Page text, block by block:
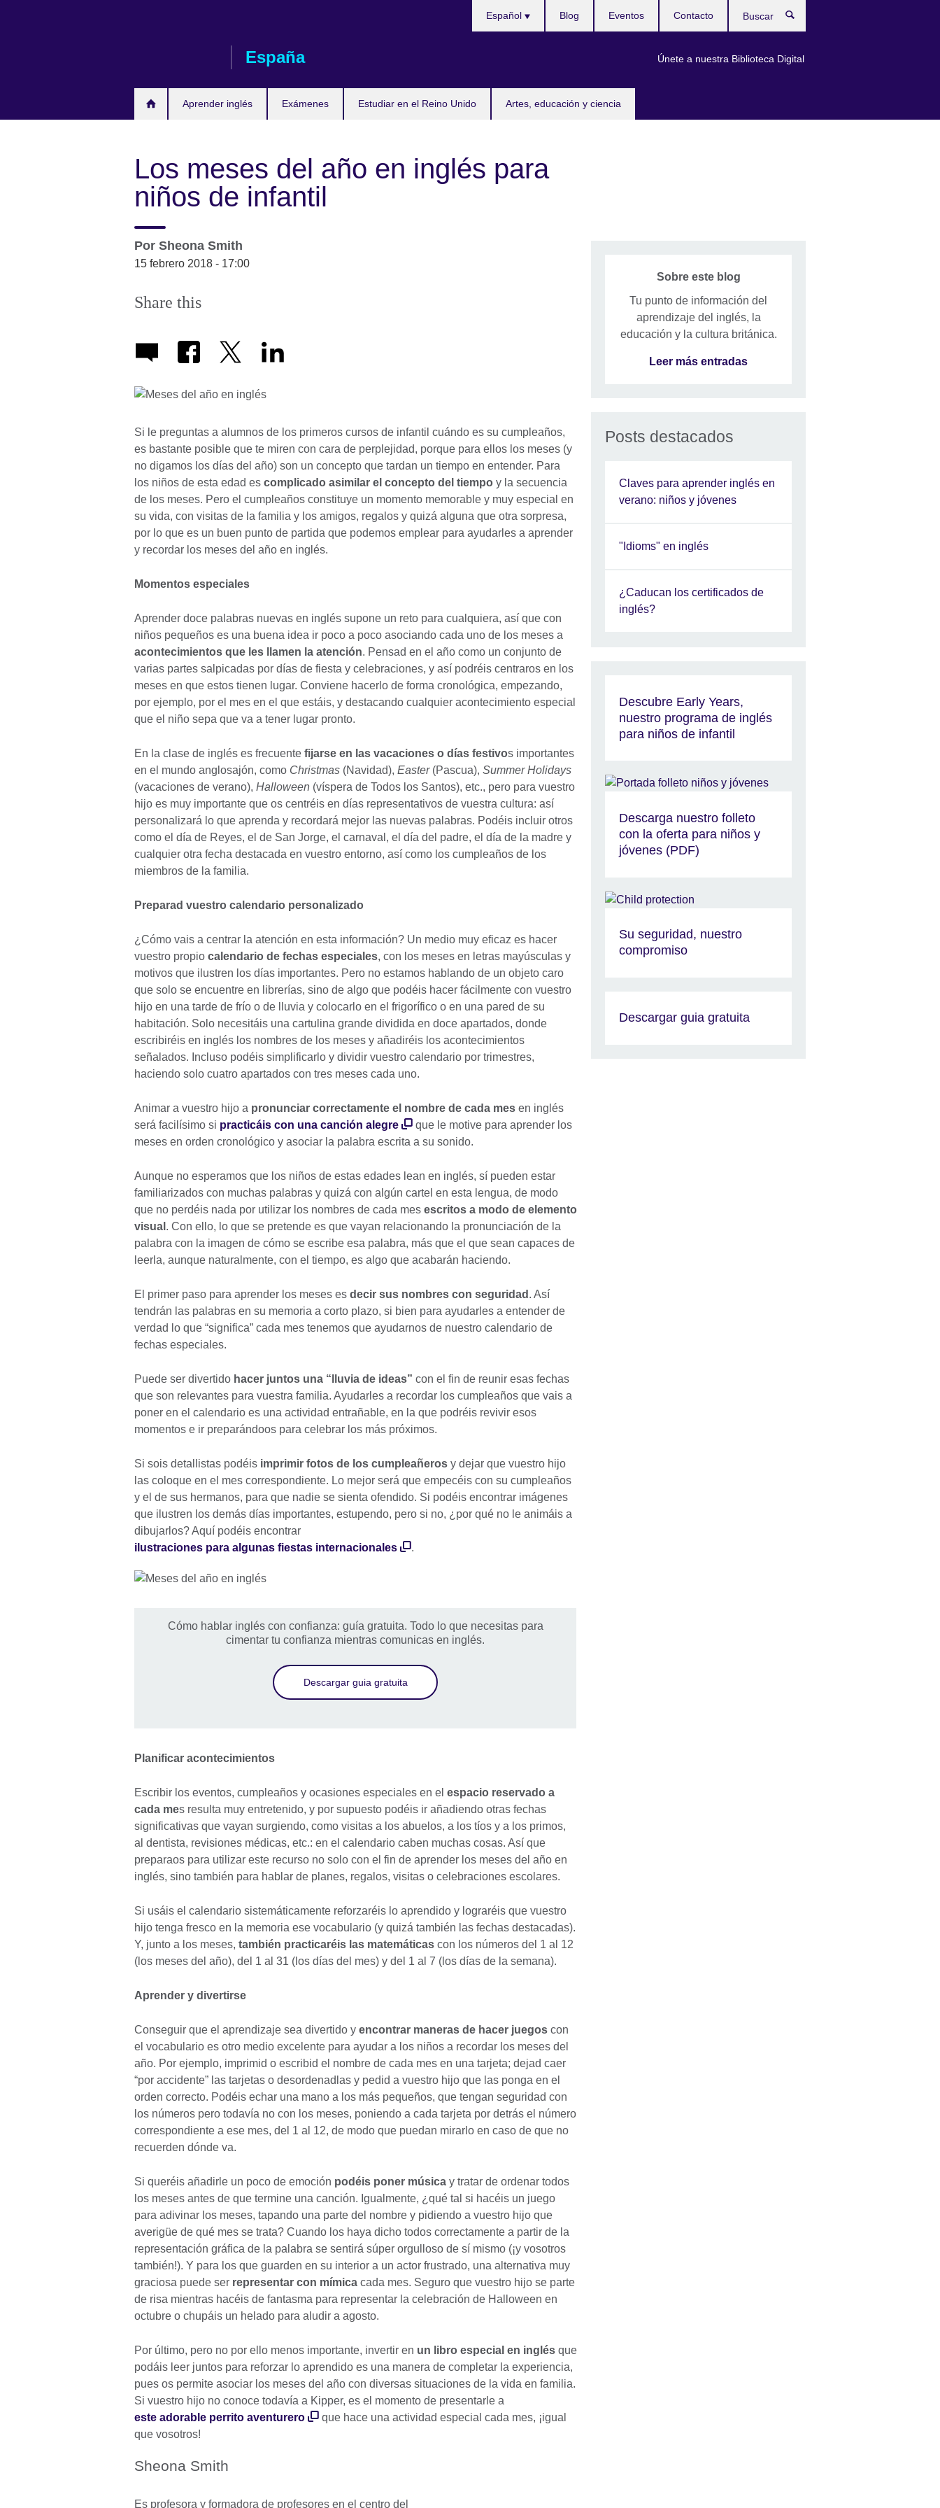
España
Aprender inglés Exámenes Estudiar en el Reino Unido Artes, educación y ciencia
idioma
Español
Únete a nuestra Biblioteca Digital
Blog Eventos Contacto
Los meses del año en inglés para
niños de infantil
Por Sheona Smith
15 febrero 2018 - 17:00
Share this
Si le preguntas a alumnos de los primeros cursos de infantil cuándo es su cumpleaños,
es bastante posible que te miren con cara de perplejidad, porque para ellos los meses (y
no digamos los días del año) son un concepto que tardan un tiempo en entender. Para
los niños de esta edad es complicado asimilar el concepto del tiempo y la secuencia
de los meses. Pero el cumpleaños constituye un momento memorable y muy especial en
su vida, con visitas de la familia y los amigos, regalos y quizá alguna que otra sorpresa,
por lo que es un buen punto de partida que podemos emplear para ayudarles a aprender
y recordar los meses del año en inglés.
Momentos especiales
Aprender doce palabras nuevas en inglés supone un reto para cualquiera, así que con
niños pequeños es una buena idea ir poco a poco asociando cada uno de los meses a
acontecimientos que les llamen la atención. Pensad en el año como un conjunto de
varias partes salpicadas por días de fiesta y celebraciones, y así podréis centraros en los
meses en que estos tienen lugar. Conviene hacerlo de forma cronológica, empezando,
por ejemplo, por el mes en el que estáis, y destacando cualquier acontecimiento especial
que el niño sepa que va a tener lugar pronto.
En la clase de inglés es frecuente fijarse en las vacaciones o días festivos importantes
en el mundo anglosajón, como Christmas (Navidad), Easter(Pascua), Summer Holidays
(vacaciones de verano), Halloween (víspera de Todos los Santos), etc., pero para vuestro
hijo es muy importante que os centréis en días representativos de vuestra cultura: así
personalizará lo que aprenda y recordará mejor las nuevas palabras. Podéis incluir otros
como el día de Reyes, el de San Jorge, el carnaval, el día del padre, el día de la madre y
cualquier otra fecha destacada en vuestro entorno, así como los cumpleaños de los
miembros de la familia.
Preparad vuestro calendario personalizado
¿Cómo vais a centrar la atención en esta información? Un medio muy eficaz es hacer
vuestro propio calendario de fechas especiales, con los meses en letras mayúsculas y
motivos que ilustren los días importantes. Pero no estamos hablando de un objeto caro
que solo se encuentre en librerías, sino de algo que podéis hacer fácilmente con vuestro
hijo en una tarde de frío o de lluvia y colocarlo en el frigorífico o en una pared de su
habitación. Solo necesitáis una cartulina grande dividida en doce apartados, donde
escribiréis en inglés los nombres de los meses y añadiréis los acontecimientos
señalados. Incluso podéis simplificarlo y dividir vuestro calendario por trimestres,
haciendo solo cuatro apartados con tres meses cada uno.
Animar a vuestro hijo a pronunciar correctamente el nombre de cada mes en inglés
será facilísimo si practicáis con una canción alegre
que le motive para aprender los
meses en orden cronológico y asociar la palabra escrita a su sonido.
Aunque no esperamos que los niños de estas edades lean en inglés, sí pueden estar
familiarizados con muchas palabras y quizá con algún cartel en esta lengua, de modo
que no perdéis nada por utilizar los nombres de cada mes escritos a modo de elemento
visual . Con ello, lo que se pretende es que vayan relacionando la pronunciación de la
palabra con la imagen de cómo se escribe esa palabra, más que el que sean capaces de
leerla, aunque naturalmente, con el tiempo, es algo que acabarán haciendo.
El primer paso para aprender los meses es decir sus nombres con seguridad . Así
tendrán las palabras en su memoria a corto plazo, si bien para ayudarles a entender de
verdad lo que “significa” cada mes tenemos que ayudarnos de nuestro calendario de
fechas especiales.
Puede ser divertido hacer juntos una “lluvia de ideas” con el fin de reunir esas fechas
que son relevantes para vuestra familia. Ayudarles a recordar los cumpleaños que vais a
poner en el calendario es una actividad entrañable, en la que podréis revivir esos
momentos e ir preparándoos para celebrar los más próximos.
Si sois detallistas podéis imprimir fotos de los cumpleañeros y dejar que vuestro hijo
las coloque en el mes correspondiente. Lo mejor será que empecéis con su cumpleaños
y el de sus hermanos, para que nadie se sienta ofendido. Si podéis encontrar imágenes
que ilustren los demás días importantes, estupendo, pero si no, ¿por qué no le animáis a
dibujarlos? Aquí podéis encontrar
ilustraciones para algunas fiestas internacionales
.
Cómo hablar inglés con confianza: guía gratuita. Todo lo que necesitas para
cimentar tu confianza mientras comunicas en inglés.
Descargar guia gratuita
Planificar acontecimientos
Escribir los eventos, cumpleaños y ocasiones especiales en el espacio reservado a
cada mes resulta muy entretenido, y por supuesto podéis ir añadiendo otras fechas
significativas que vayan surgiendo, como visitas a los abuelos, a los tíos y a los primos,
al dentista, revisiones médicas, etc.: en el calendario caben muchas cosas. Así que
preparaos para utilizar este recurso no solo con el fin de aprender los meses del año en
inglés, sino también para hablar de planes, regalos, visitas o celebraciones escolares.
Si usáis el calendario sistemáticamente reforzaréis lo aprendido y lograréis que vuestro
hijo tenga fresco en la memoria ese vocabulario (y quizá también las fechas destacadas).
Y, junto a los meses, también practicaréis las matemáticas con los números del 1 al 12
(los meses del año), del 1 al 31 (los días del mes) y del 1 al 7 (los días de la semana).
Aprender y divertirse
Conseguir que el aprendizaje sea divertido y encontrar maneras de hacer juegos con
el vocabulario es otro medio excelente para ayudar a los niños a recordar los meses del
año. Por ejemplo, imprimid o escribid el nombre de cada mes en una tarjeta; dejad caer
“por accidente” las tarjetas o desordenadlas y pedid a vuestro hijo que las ponga en el
orden correcto. Podéis echar una mano a los más pequeños, que tengan seguridad con
los números pero todavía no con los meses, poniendo a cada tarjeta por detrás el número
correspondiente a ese mes, del 1 al 12, de modo que puedan mirarlo en caso de que no
recuerden dónde va.
Si queréis añadirle un poco de emoción podéis poner música y tratar de ordenar todos
los meses antes de que termine una canción. Igualmente, ¿qué tal si hacéis un juego
para adivinar los meses, tapando una parte del nombre y pidiendo a vuestro hijo que
averigüe de qué mes se trata? Cuando los haya dicho todos correctamente a partir de la
representación gráfica de la palabra se sentirá súper orgulloso de sí mismo (¡y vosotros
también!). Y para los que guarden en su interior a un actor frustrado, una alternativa muy
graciosa puede ser representar con mímica cada mes. Seguro que vuestro hijo se parte
de risa mientras hacéis de fantasma para representar la celebración de Halloween en
octubre o chupáis un helado para aludir a agosto.
Por último, pero no por ello menos importante, invertir en un libro especial en inglés que
podáis leer juntos para reforzar lo aprendido es una manera de completar la experiencia,
pues os permite asociar los meses del año con diversas situaciones de la vida en familia.
Si vuestro hijo no conoce todavía a Kipper, es el momento de presentarle a
este adorable perrito aventurero
que hace una actividad especial cada mes, ¡igual
que vosotros!
Sheona Smith
Es profesora y formadora de profesores en el centro del
Sobre este blog
Tu punto de información del
aprendizaje del inglés, la
educación y la cultura británica.
Leer más entradas
Posts destacados
Claves para aprender inglés en
verano: niños y jóvenes
"Idioms" en inglés
¿Caducan los certificados de
inglés?
Descubre Early Years,
nuestro programa de inglés
para niños de infantil
Descarga nuestro folleto
con la oferta para niños y
jóvenes (PDF)
Su seguridad, nuestro
compromiso
Descargar guia gratuita